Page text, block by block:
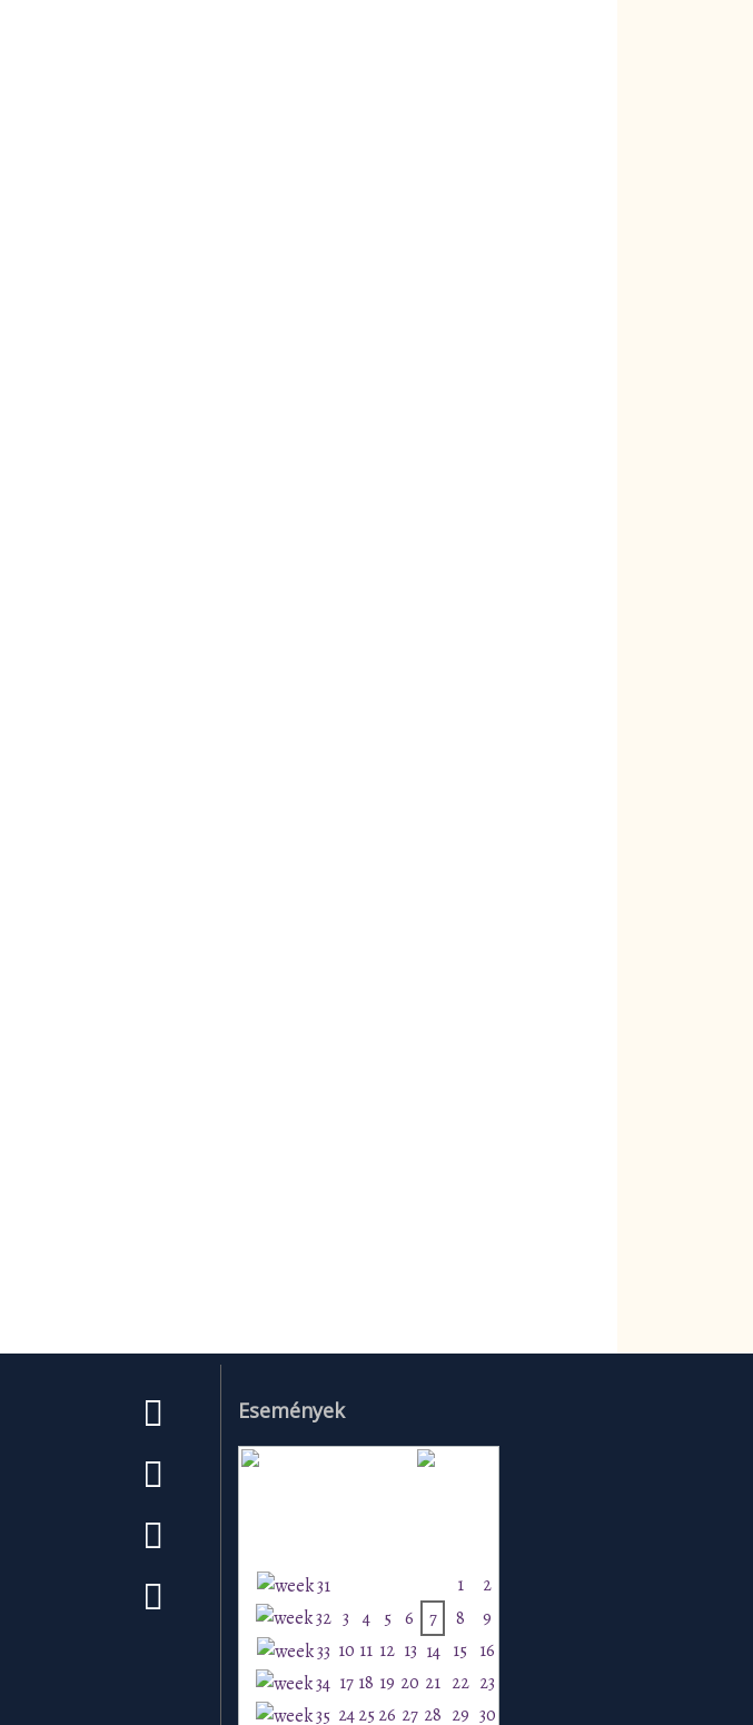
Események
1
2
3 4 5 6 7 8
9
10 11 12 13 14 15 16
17 18 19 20 21 22 23
242526 27 28 29 30